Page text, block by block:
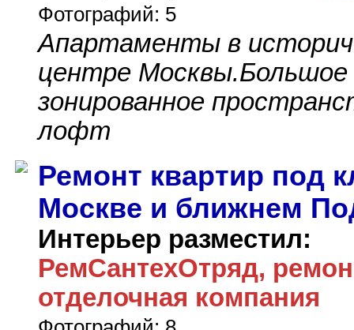
Фотографий: 5
Апартаменты в
центре
зонированное
лофт
Ремонт квартир под
Москве и ближнем
Интерьер разместил:
РемСантехОтряд,
отделочная компания